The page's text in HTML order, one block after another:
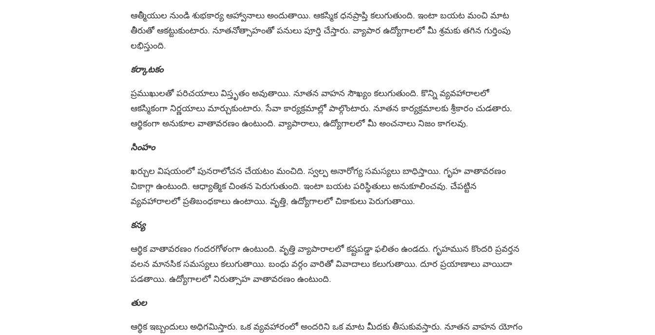
ఆత్మీయుల నుండి శుభకార్య ఆహ్వానాలు అందుతాయి. ఆకస్మిక ధనప్రాప్తి కలుగుతుంది. ఇంటా బయట మంచి మాట
తీరుతో ఆకట్టుకుంటారు. నూతనోత్సాహంతో పనులు పూర్తి చేస్తారు. వ్యాపార ఉద్యోగాలలో మీ శ్రమకు తగిన గుర్తింపు
లభిస్తుంది.
కర్కాటకం
ప్రముఖులతో పరిచయాలు విస్తృతం అవుతాయి. నూతన వాహన సౌఖ్యం కలుగుతుంది. కొన్ని వ్యవహారాలలో
ఆకస్మికంగా నిర్ణయాలు మార్చుకుంటారు. సేవా కార్యక్రమాల్లో పాల్గొంటారు. నూతన కార్యక్రమాలకు శ్రీకారం చుడతారు.
ఆర్థికంగా అనుకూల వాతావరణం ఉంటుంది. వ్యాపారాలు, ఉద్యోగాలలో మీ అంచనాలు నిజం కాగలవు.
సింహం
ఖర్చుల విషయంలో పునరాలోచన చేయటం మంచిది. స్వల్ప అనారోగ్య సమస్యలు బాధిస్తాయి. గృహ వాతావరణం
చికాగ్గా ఉంటుంది. ఆధ్యాత్మిక చింతన పెరుగుతుంది. ఇంటా బయట పరిస్థితులు అనుకూలించవు. చేపట్టిన
వ్యవహారాలలో ప్రతిబంధకాలు ఉంటాయి. వృత్తి, ఉద్యోగాలలో చికాకులు పెరుగుతాయి.
కన్య
ఆర్థిక వాతావరణం గందరగోళంగా ఉంటుంది. వృత్తి వ్యాపారాలలో కష్టపడ్డా ఫలితం ఉండదు. గృహమున కొందరి ప్రవర్తన
వలన మానసిక సమస్యలు కలుగుతాయి. బంధు వర్గం వారితో వివాదాలు కలుగుతాయి. దూర ప్రయాణాలు వాయిదా
పడతాయి. ఉద్యోగాలలో నిరుత్సాహ వాతావరణం ఉంటుంది.
తుల
ఆర్థిక ఇబ్బందులు అధిగమిస్తారు. ఒక వ్యవహారంలో అందరిని ఒక మాట మీదకు తీసుకువస్తారు. నూతన వాహన యోగం